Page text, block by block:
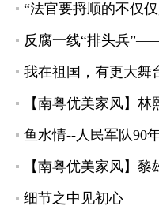
“法官要捋顺的不仅
反腐一线“排头兵
我在祖国，有更大
【南粤优美家风】
鱼水情--人民军队90
【南粤优美家风】
细节之中见初心